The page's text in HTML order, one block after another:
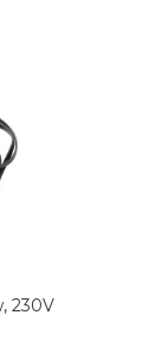
230V